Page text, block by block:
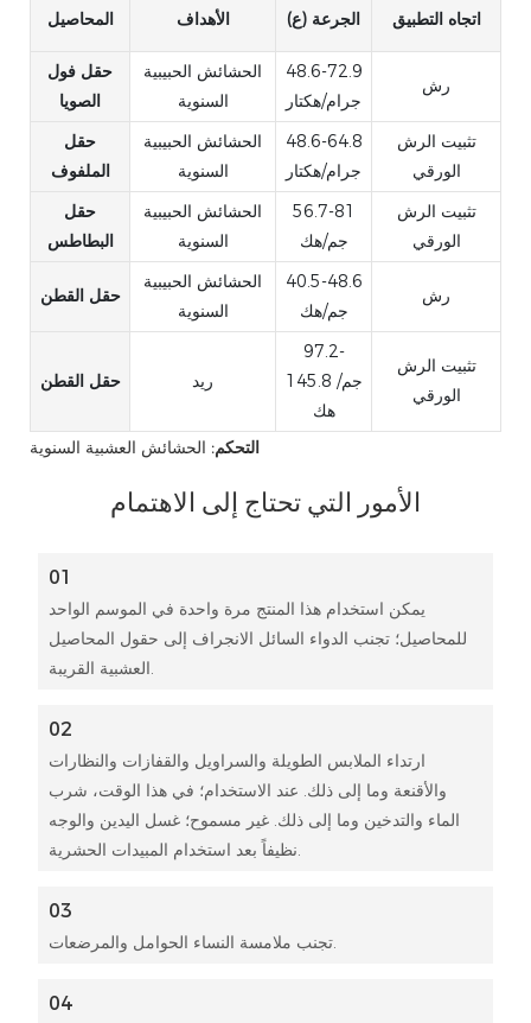
المحاصيل الأهداف الجرعة (ع) اتجاه التطبيق
حقل فول
الصويا
الحشائش الحبيبية
السنوية
48.6-72.9
جرام/هكتار
رش
حقل
الملفوف
الحشائش الحبيبية
السنوية
48.6-64.8
جرام/هكتار
تثبيت الرش
الورقي
حقل
البطاطس
الحشائش الحبيبية
السنوية
56.7-81
جم/هك
تثبيت الرش
الورقي
حقل القطن
الحشائش الحبيبية
السنوية
40.5-48.6
جم/هك
رش
حقل القطن ريد
97.2-
145.8 جم/
هك
تثبيت الرش
الورقي
التحكم: الحشائش العشبية السنوية
الأمور التي تحتاج إلى الاهتمام
01
يمكن استخدام هذا المنتج مرة واحدة في الموسم الواحد
للمحاصيل؛ تجنب الدواء السائل الانجراف إلى حقول المحاصيل
العشبية القريبة.
02
ارتداء الملابس الطويلة والسراويل والقفازات والنظارات
والأقنعة وما إلى ذلك. عند الاستخدام؛ في هذا الوقت، شرب
الماء والتدخين وما إلى ذلك. غير مسموح؛ غسل اليدين والوجه
نظيفاً بعد استخدام المبيدات الحشرية.
03
تجنب ملامسة النساء الحوامل والمرضعات.
04